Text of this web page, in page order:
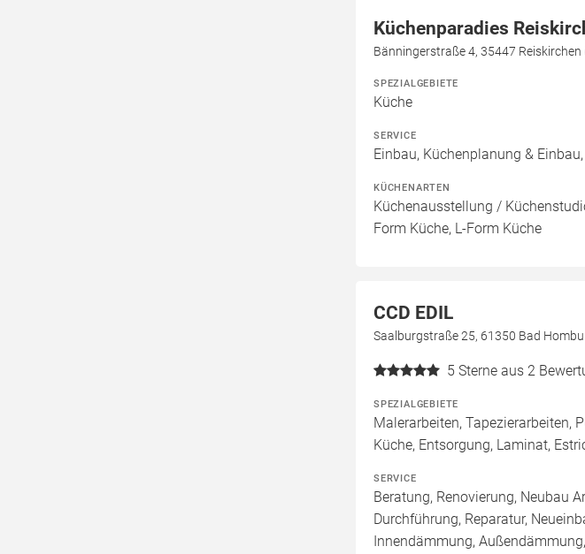
Küchenparadies
Bänningerstraße 4, 35447
SPEZIALGEBIETE
Küche
SERVICE
Einbau, Küchenplanung &
KÜCHENARTEN
Küchenausstellung /
Form Küche, L-Form Küche
CCD EDIL
Saalburgstraße 25, 61350 Bad
5 Sterne aus 2
SPEZIALGEBIETE
Malerarbeiten, Tapezierarbeiten,
Küche, Entsorgung, Laminat,
SERVICE
Beratung, Renovierung, Neubau
Durchführung, Reparatur,
Innendämmung,